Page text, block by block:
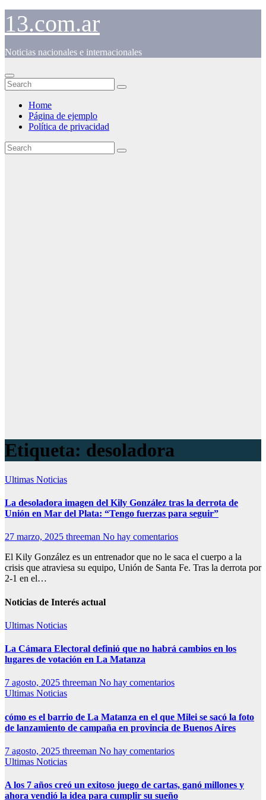
Skip
content
13.com.ar
Noticias nacionales e internacionales
Home
Página de ejemplo
Política de privacidad
Etiqueta: desoladora
Ultimas Noticias
La desoladora imagen del Kily González tras la derrota de
Unión en Mar del Plata: “Tengo fuerzas para seguir”
27 marzo, 2025 threeman No hay comentarios
El Kily González es un entrenador que no le saca el cuerpo a la
crisis que atraviesa su equipo, Unión de Santa Fe. Tras la derrota por
2-1 en el…
Noticias de Interés actual
Ultimas Noticias
La Cámara Electoral definió que no habrá cambios en los
lugares de votación en La Matanza
7 agosto, 2025 threeman No hay comentarios
Ultimas Noticias
cómo es el barrio de La Matanza en el que Milei se sacó la foto
de lanzamiento de campaña en provincia de Buenos Aires
7 agosto, 2025 threeman No hay comentarios
Ultimas Noticias
A los 7 años creó un exitoso juego de cartas, ganó millones y
ahora vendió la idea para cumplir su sueño